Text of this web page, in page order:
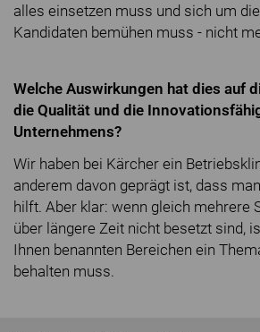
alles einsetzen muss und sich um
Kandidaten bemühen muss - nicht
Welche Auswirkungen hat dies auf
die Qualität und die
Unternehmens?
Wir haben bei Kärcher ein
anderem davon geprägt ist, dass
hilft. Aber klar: wenn gleich mehrere
über längere Zeit nicht besetzt sind,
Ihnen benannten Bereichen ein
behalten muss.